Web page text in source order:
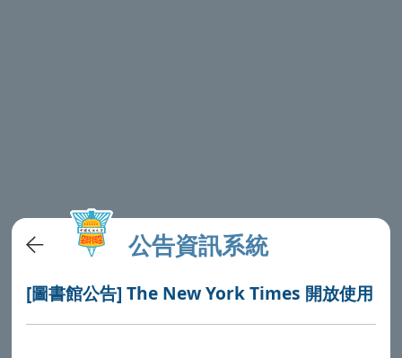
公告資訊系統
[圖書館公告] The New York Times 開放使用